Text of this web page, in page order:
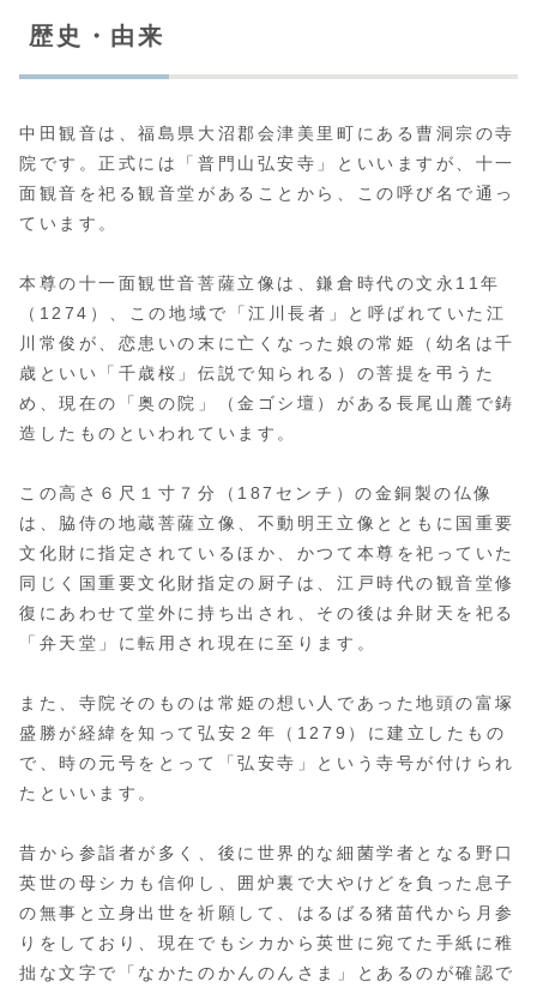
歴史・由来
中田観音は、福島県大沼郡会津美里町にある曹洞宗の寺
院です。正式には「普門山弘安寺」といいますが、十一
面観音を祀る観音堂があることから、この呼び名で通っ
ています。
本尊の十一面観世音菩薩立像は、鎌倉時代の文永11年
（1274）、この地域で「江川長者」と呼ばれていた江
川常俊が、恋患いの末に亡くなった娘の常姫（幼名は千
歳といい「千歳桜」伝説で知られる）の菩提を弔うた
め、現在の「奥の院」（金ゴシ壇）がある長尾山麓で鋳
造したものといわれています。
この高さ６尺１寸７分（187センチ）の金銅製の仏像
は、脇侍の地蔵菩薩立像、不動明王立像とともに国重要
文化財に指定されているほか、かつて本尊を祀っていた
同じく国重要文化財指定の厨子は、江戸時代の観音堂修
復にあわせて堂外に持ち出され、その後は弁財天を祀る
「弁天堂」に転用され現在に至ります。
また、寺院そのものは常姫の想い人であった地頭の富塚
盛勝が経緯を知って弘安２年（1279）に建立したもの
で、時の元号をとって「弘安寺」という寺号が付けられ
たといいます。
昔から参詣者が多く、後に世界的な細菌学者となる野口
英世の母シカも信仰し、囲炉裏で大やけどを負った息子
の無事と立身出世を祈願して、はるばる猪苗代から月参
りをしており、現在でもシカから英世に宛てた手紙に稚
拙な文字で「なかたのかんのんさま」とあるのが確認で